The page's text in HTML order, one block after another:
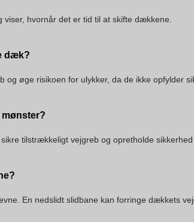
hvornår det er tid til at skifte dækkene.
dæk?
øge risikoen for ulykker, da de ikke opfylder
tilstrækkeligt vejgreb og opretholde
En nedslidt slidbane kan forringe dækkets